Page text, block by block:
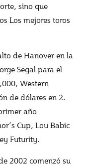
sino que
Los mejores toros
de Hanover en la
Segal para el
Western
de dólares en 2.
año
Cup, Lou Babic
Futurity.
2002 comenzó su